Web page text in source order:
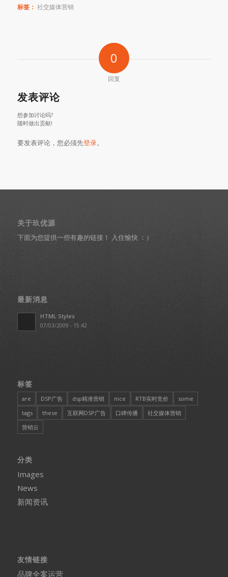
标签： 社交媒体营销
0
回复
发表评论
想参加讨论吗?
随时做出贡献!
要发表评论，您必须先登录。
关于玖优源
下面为您提供一些有趣的链接！ 入住愉快 ：）
最新消息
HTML Styles
07/03/2009 - 15:42
标签
are DSP广告 dsp精准营销 nice RTB实时竞价
some
tags
these 互联网DSP广告 口碑传播
社交媒体营销
营销云
分类
Images
News
新闻资讯
友情链接
品牌全案运营